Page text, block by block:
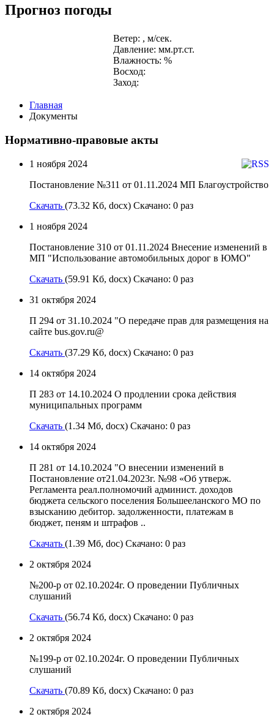
Прогноз погоды
Ветер: , м/сек.
Давление: мм.рт.ст.
Влажность: %
Восход:
Заход:
Главная
Документы
Нормативно-правовые акты
1 ноября 2024
Постановление №311 от 01.11.2024 МП Благоустройство
Скачать (73.32 Кб, docx) Скачано: 0 раз
1 ноября 2024
Постановление 310 от 01.11.2024 Внесение изменений в
МП "Использование автомобильных дорог в ЮМО"
Скачать (59.91 Кб, docx) Скачано: 0 раз
31 октября 2024
П 294 от 31.10.2024 "О передаче прав для размещения на
сайте bus.gov.ru@
Скачать (37.29 Кб, docx) Скачано: 0 раз
14 октября 2024
П 283 от 14.10.2024 О продлении срока действия
муниципальных программ
Скачать (1.34 Мб, docx) Скачано: 0 раз
14 октября 2024
П 281 от 14.10.2024 "О внесении изменений в
Постановление от21.04.2023г. №98 «Об утверж.
Регламента реал.полномочий админист. доходов
бюджета сельского поселения Большееланского МО по
взысканию дебитор. задолженности, платежам в
бюджет, пеням и штрафов ..
Скачать (1.39 Мб, doc) Скачано: 0 раз
2 октября 2024
№200-р от 02.10.2024г. О проведении Публичных
слушаний
Скачать (56.74 Кб, docx) Скачано: 0 раз
2 октября 2024
№199-р от 02.10.2024г. О проведении Публичных
слушаний
Скачать (70.89 Кб, docx) Скачано: 0 раз
2 октября 2024